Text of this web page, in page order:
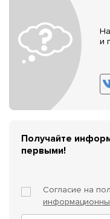
и
Получайте
первыми!
Согласие на